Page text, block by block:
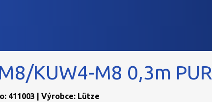
KUW4-M8 0,3m PUR
411003 | Výrobce: Lütze